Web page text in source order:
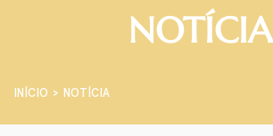
NOTÍCIA
INÍCIO NOTÍCIA